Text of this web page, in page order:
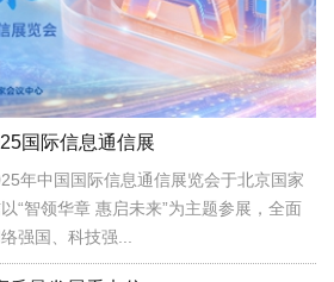
国际信息通信展
年中国国际信息通信展览会于北京国家
“智领华章 惠启未来”为主题参展，全面
强国、科技强...